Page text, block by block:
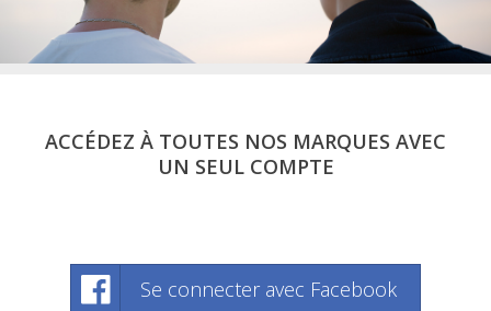
ACCÉDEZ À TOUTES NOS MARQUES AVEC
UN SEUL COMPTE
Se connecter avec Facebook